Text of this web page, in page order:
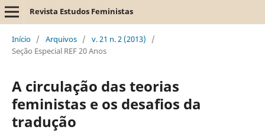
Revista Estudos Feministas
Início / Arquivos / v. 21 n. 2 (2013)
/
Seção Especial REF 20 Anos
A circulação das teorias
feministas e os desafios da
tradução